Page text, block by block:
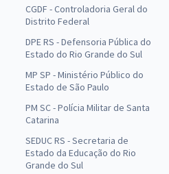
CGDF - Controladoria Geral do
Distrito Federal
DPE RS - Defensoria Pública do
Estado do Rio Grande do Sul
MP SP - Ministério Público do
Estado de São Paulo
PM SC - Polícia Militar de Santa
Catarina
SEDUC RS - Secretaria de
Estado da Educação do Rio
Grande do Sul